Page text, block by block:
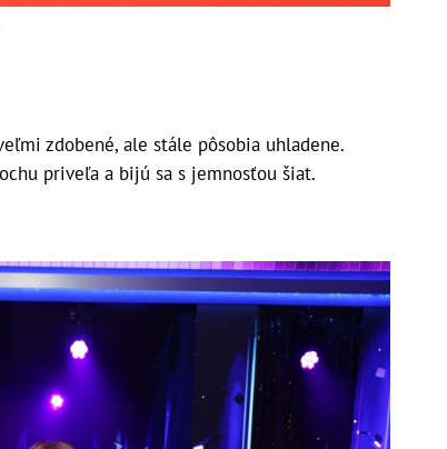
zdobené, ale stále pôsobia uhladene.
priveľa a bijú sa s jemnosťou šiat.